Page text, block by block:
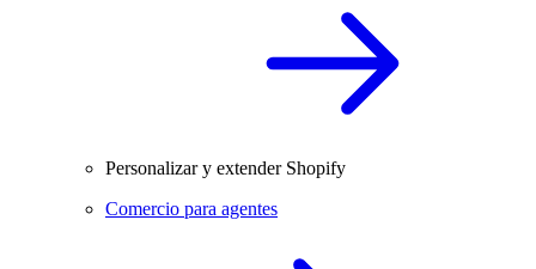
Personalizar y extender Shopify
Comercio para agentes